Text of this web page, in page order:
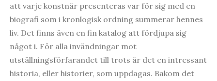
att varje konstnär presenteras var för sig med en
biografi som i kronlogisk ordning summerar hennes
liv. Det finns även en fin katalog att fördjupa sig
något i. För alla invändningar mot
utställningsförfarandet till trots är det en intressant
historia, eller historier, som uppdagas. Bakom det